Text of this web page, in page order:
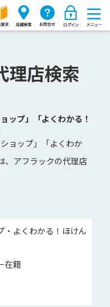
理店検索
ップ」「よくわかる！
ョップ」「よくわか
、アフラックの代理店
・よくわかる！ほけん
在籍